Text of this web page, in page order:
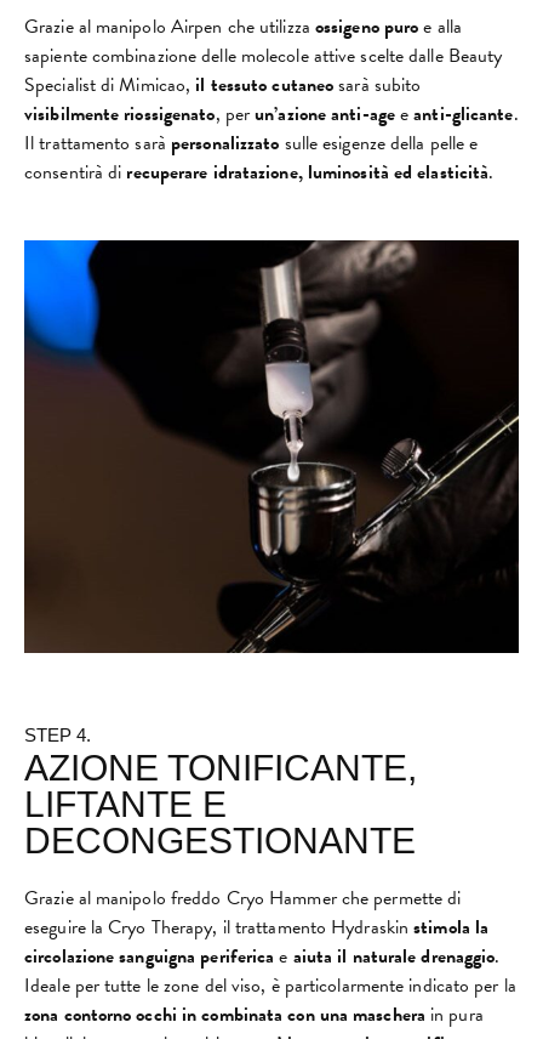
Grazie al manipolo Airpen che utilizza ossigeno puroe alla
sapiente combinazione delle molecole attive scelte dalle Beauty
Specialist di Mimicao, il tessuto cutaneosarà subito
visibilmente riossigenato, perun’azione anti-ageeanti-glicante.
Il trattamento sarà personalizzato sulle esigenze della pelle e
consentirà di recuperare idratazione, luminosità ed elasticità.
STEP 4.
AZIONE TONIFICANTE,
LIFTANTE E
DECONGESTIONANTE
Grazie al manipolo freddo Cryo Hammer che permette di
eseguire la Cryo Therapy, il trattamento Hydraskinstimola la
circolazione sanguigna periferica e aiuta il naturale drenaggio.
Ideale per tutte le zone del viso, è particolarmente indicato per la
zona contorno occhi in combinata con una maschera in pura